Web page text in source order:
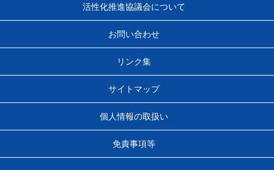
活性化推進協議会について
お問い合わせ
リンク集
サイトマップ
個人情報の取扱い
免責事項等